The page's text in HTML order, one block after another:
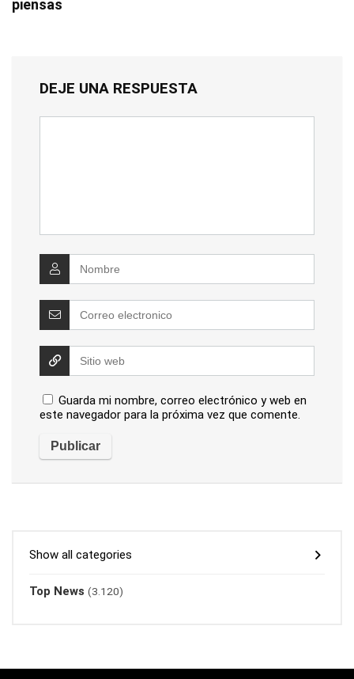
piensas
DEJE UNA RESPUESTA
Guarda mi nombre, correo electrónico y web en
este navegador para la próxima vez que comente.
Show all categories
Top News (3.120)